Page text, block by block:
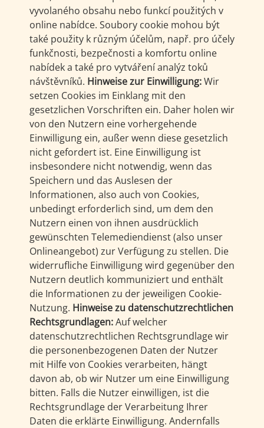
vyvolaného obsahu nebo funkcí použitých v
online nabídce. Soubory cookie mohou být
také použity k různým účelům, např. pro účely
funkčnosti, bezpečnosti a komfortu online
nabídek a také pro vytváření analýz toků
návštěvníků. Hinweise zur Einwilligung:Wir
setzen Cookies im Einklang mit den
gesetzlichen Vorschriften ein. Daher holen wir
von den Nutzern eine vorhergehende
Einwilligung ein, außer wenn diese gesetzlich
nicht gefordert ist. Eine Einwilligung ist
insbesondere nicht notwendig, wenn das
Speichern und das Auslesen der
Informationen, also auch von Cookies,
unbedingt erforderlich sind, um dem den
Nutzern einen von ihnen ausdrücklich
gewünschten Telemediendienst (also unser
Onlineangebot) zur Verfügung zu stellen. Die
widerrufliche Einwilligung wird gegenüber den
Nutzern deutlich kommuniziert und enthält
die Informationen zu der jeweiligen Cookie-
Nutzung. Hinweise zu datenschutzrechtlichen
Rechtsgrundlagen:Auf welcher
datenschutzrechtlichen Rechtsgrundlage wir
die personenbezogenen Daten der Nutzer
mit Hilfe von Cookies verarbeiten, hängt
davon ab, ob wir Nutzer um eine Einwilligung
bitten. Falls die Nutzer einwilligen, ist die
Rechtsgrundlage der Verarbeitung Ihrer
Daten die erklärte Einwilligung. Andernfalls